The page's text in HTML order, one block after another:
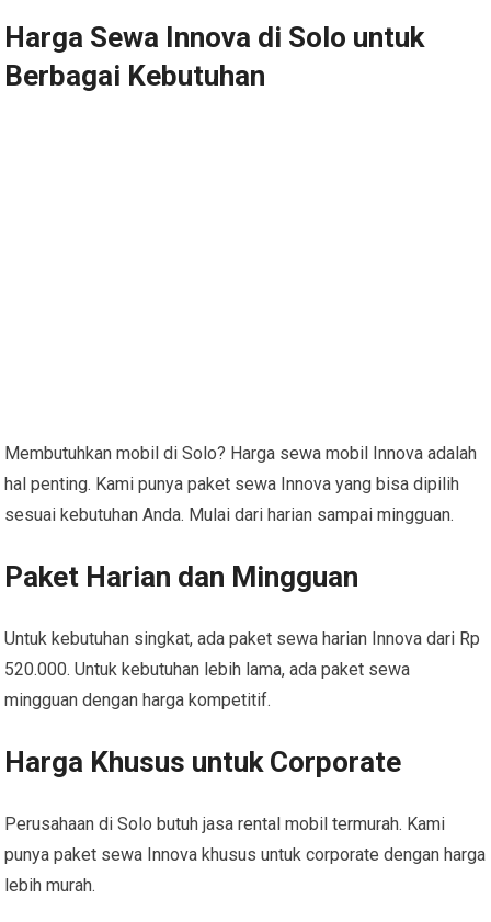
Harga Sewa Innova di Solo untuk
Berbagai Kebutuhan
Membutuhkan mobil di Solo? Harga sewa mobil Innova adalah
hal penting. Kami punya paket sewa Innova yang bisa dipilih
sesuai kebutuhan Anda. Mulai dari harian sampai mingguan.
Paket Harian dan Mingguan
Untuk kebutuhan singkat, ada paket sewa harian Innova dari Rp
520.000. Untuk kebutuhan lebih lama, ada paket sewa
mingguan dengan harga kompetitif.
Harga Khusus untuk Corporate
Perusahaan di Solo butuh jasa rental mobil termurah. Kami
punya paket sewa Innova khusus untuk corporate dengan harga
lebih murah.